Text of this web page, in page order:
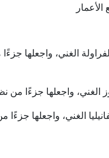
الغني، واجعلها
الغني، واجعلها جزءًا من
الغني، واجعلها